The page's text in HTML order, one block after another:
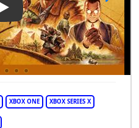
Play Video: Indiana Jones
XBOX ONE XBOX SERIES X